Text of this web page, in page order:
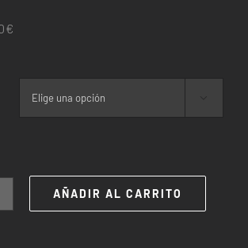
€
desde
AÑADIR AL CARRITO